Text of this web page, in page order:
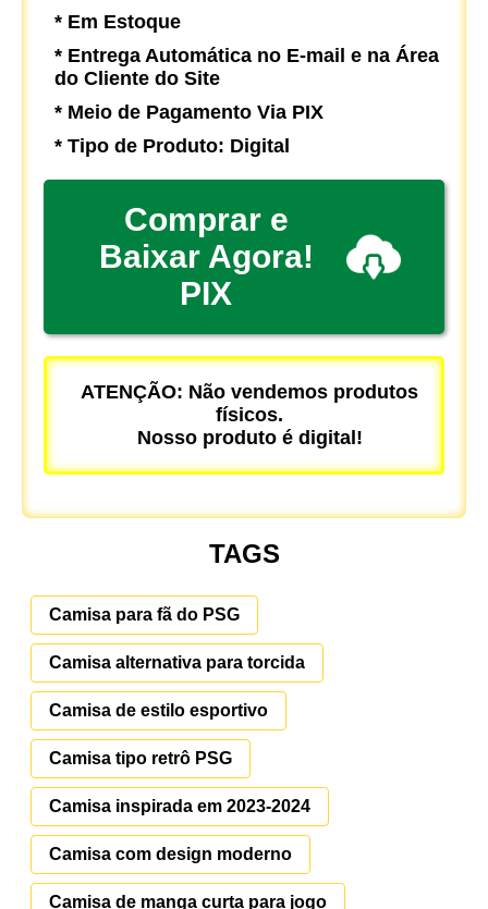
* Em Estoque
* Entrega Automática no E-mail e na Área
do Cliente do Site
* Meio de Pagamento Via PIX
* Tipo de Produto: Digital
Comprar e
Baixar Agora!
PIX
ATENÇÃO: Não vendemos produtos
físicos.
Nosso produto é digital!
TAGS
Camisa para fã do PSG
Camisa alternativa para torcida
Camisa de estilo esportivo
Camisa tipo retrô PSG
Camisa inspirada em 2023-2024
Camisa com design moderno
Camisa de manga curta para jogo